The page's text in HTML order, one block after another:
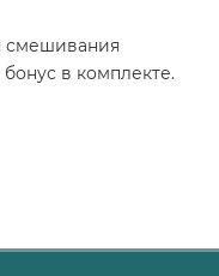
смешивания
в комплекте.